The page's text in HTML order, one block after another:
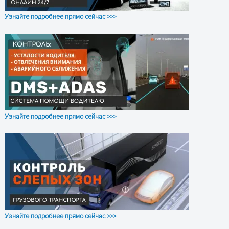
Узнайте подробнее прямо сейчас >>>
Узнайте подробнее прямо сейчас >>>
Узнайте подробнее прямо сейчас >>>
ПОЛУЧИТЬ КОНСУЛЬТАЦИЮ